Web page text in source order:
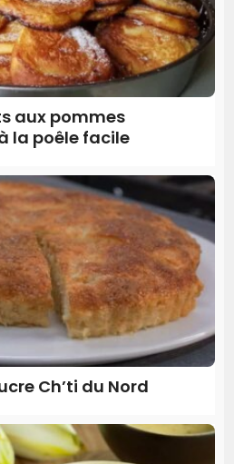
aux pommes
la poêle facile
Ch’ti du Nord